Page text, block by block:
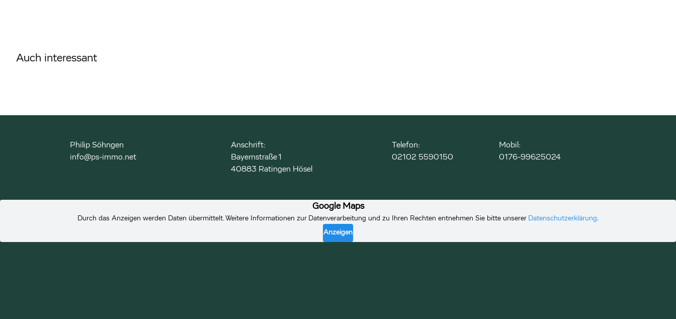
Auch interessant
Philip Söhngen
info@ps-immo.net
Anschrift:
Bayernstraße 1
40883 Ratingen Hösel
Telefon:
02102 5590150
Mobil:
0176-99625024